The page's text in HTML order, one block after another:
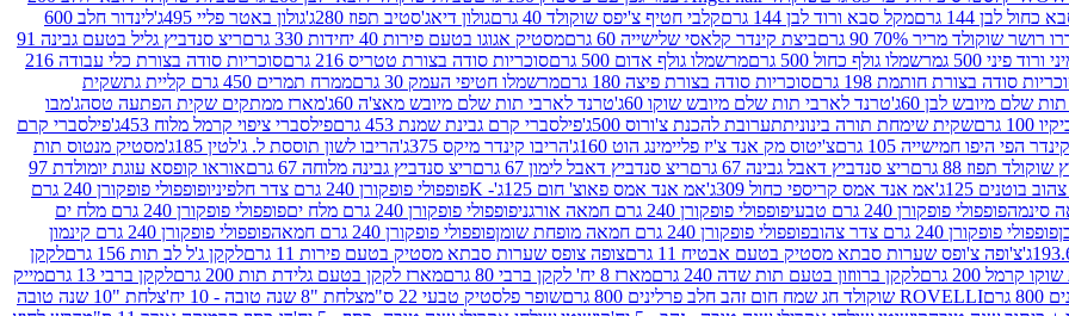
לבן 144 גרם מקל סבא ורוד לבן 144 גרם קלבי חטיף צ'יפס שוקולד 40 גרם גולון דיאג'סטיב תפוז 280ג' גולון באטר פליי 495ג'
לינדור חלב 600
שוקולד מריר 70% 90 גרם ביצת קינדר קלאסי שלישייה 60 גרם מסטיק אגוגו בטעם פירות 40 יחידות 330 גרם
ריצ סנדביץ גליל בטעם גבינה 91
פיני 500 ג מרשמלו גולף כחול 500 גרם מרשמלו גולף אדום 500 גרם סוכריות סודה בצורת טטריס 216 גרם
סוכריות סודה בצורת כלי עבודה 216
סודה בצורת חותמת 198 גרם סוכריות סודה בצורת פיצה 180 גרם מרשמלו חטיפי העמק 30 גרם ממרח תמרים 450 גרם קליית גת
שקית
שלם מיובש לבן 60ג' טרנד לארבי תות שלם מיובש שוקו 60ג' טרנד לארבי תות שלם מיובש מאצ'ה 60ג' מארז ממתקים שקית הפתעה טסהג'מבו
גרם שקית שימחת תורה בינוניתתערובת להכנת צ'ורוס 500ג' פילסברי קרם גבינת שמנת 453 גרם פילסברי ציפוי קרמל מלוח 453ג'
פילסברי קרם
קינדר הפי היפו חמישייה 105 גרם צ'יטוס מק אנד צ'יז פליימינג הוט 160ג' הריבו קינדר מיקס 375ג' הריבו לשון תוססת ל. ג'לטין 185ג'
מסטיק מנטוס תות
תפוז 88 גרם ריצ סנדביץ דאבל גבינה 67 גרם ריצ סנדביץ דאבל לימון 67 גרם ריצ סנדביץ גבינה מלוחה 67 גרם
אוראו קופסא עוגת יומולדת 97
בוטנים 125ג' אמ אנד אמס קריספי כחול 309ג' אמ אנד אמס פאוצ' חום 125ג'- K פופפולי פופקורן 240 גרם צדר חלפיניו
פופפולי פופקורן 240 גרם
פופפולי פופקורן 240 גרם טבעי פופפולי פופקורן 240 גרם חמאה אורגני פופפולי פופקורן 240 גרם מלח ים
פופפולי פופקורן 240 גרם מלח ים
פופפולי פופקורן 240 גרם צדר צהוב פופפולי פופקורן 240 גרם חמאה מופחת שומן פופפולי פופקורן 240 גרם חמאה
פופפולי פופקורן 240 גרם קינמון
צ'ופה צ'ופס שערות סבתא מסטיק בטעם אבטיח 11 גרם צופה צופס שערות סבתא מסטיק בטעם פירות 11 גרם לקקן ג'ל לב תות 156 גרם
לקקן
קרמל 200 גרם לקקן ברווזון בטעם תות שדה 240 גרם מארז 8 יח' לקקן ברבי 80 גרם מארז לקקן בטעם גלידת תות 200 גרם לקקן ברבי 13 גרם
מייק
ROVELLI שוקולד חג שמח חום זהב חלב פרלינים 800 גרם שופר פלסטיק טבעי 22 ס"מ צלחת "8 שנה טובה - 10 יח'
צלחת "10 שנה טובה